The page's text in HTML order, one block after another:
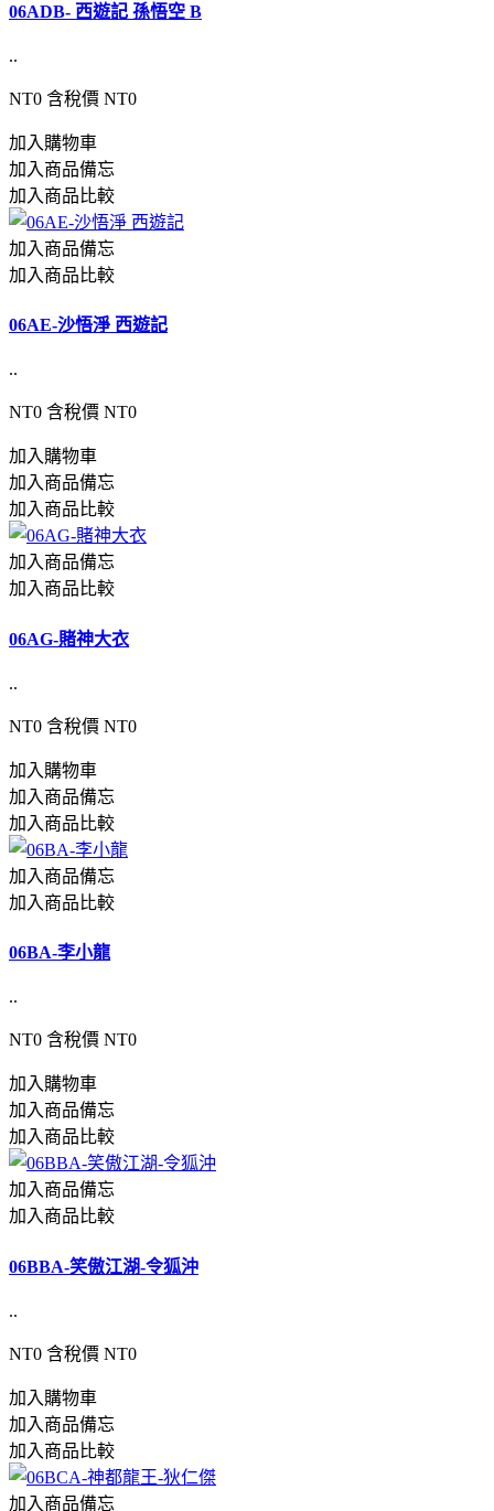
06ADB- 西遊記 孫悟空 B
..
NT0 含稅價 NT0
加入購物車
加入商品備忘
加入商品比較
加入商品備忘
加入商品比較
06AE-沙悟淨 西遊記
..
NT0 含稅價 NT0
加入購物車
加入商品備忘
加入商品比較
加入商品備忘
加入商品比較
06AG-賭神大衣
..
NT0 含稅價 NT0
加入購物車
加入商品備忘
加入商品比較
加入商品備忘
加入商品比較
06BA-李小龍
..
NT0 含稅價 NT0
加入購物車
加入商品備忘
加入商品比較
加入商品備忘
加入商品比較
06BBA-笑傲江湖-令狐沖
..
NT0 含稅價 NT0
加入購物車
加入商品備忘
加入商品比較
加入商品備忘